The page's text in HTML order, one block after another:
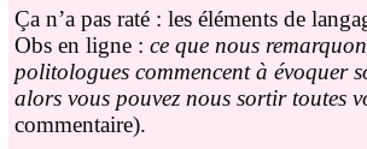
Ça n’a pas raté : les éléments de
Obs en ligne : ce que nous
politologues commencent à évoquer
alors vous pouvez nous sortir toutes
commentaire).